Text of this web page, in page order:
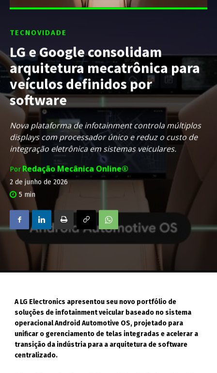
TECNOVIDADE
LG e Google consolidam
arquitetura mecatrônica para
veículos definidos por
software
Nova plataforma de infotainment controla múltiplos
displays com processador único e reduz o custo de
integração eletrônica em sistemas veiculares.
Por Redação Mecânica Online®
2 de junho de 2026
5 min
A LG Electronics apresentou seu novo portfólio de
soluções de infotainment veicular baseado no sistema
operacional Android Automotive OS, projetado para
unificar o gerenciamento de telas integradas e acelerar a
transição da indústria para a arquitetura de software
centralizado.